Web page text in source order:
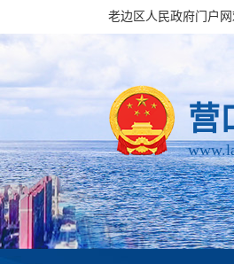
老边区人民政府门户
营